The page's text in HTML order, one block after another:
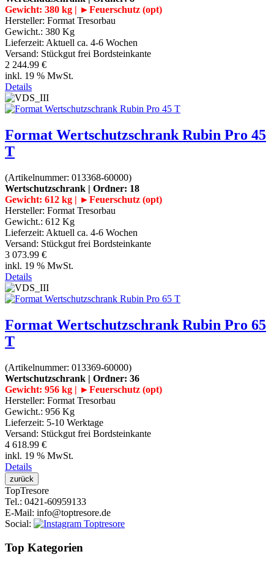
Gewicht: 380 kg | ►Feuerschutz (opt)
Hersteller: Format Tresorbau
Gewicht.: 380 Kg
Lieferzeit: Aktuell ca. 4-6 Wochen
Versand: Stückgut frei Bordsteinkante
2 244.99 €
inkl. 19 % MwSt.
Details
Format Wertschutzschrank Rubin Pro 45
T
(Artikelnummer: 013368-60000)
Wertschutzschrank | Ordner: 18
Gewicht: 612 kg | ►Feuerschutz (opt)
Hersteller: Format Tresorbau
Gewicht.: 612 Kg
Lieferzeit: Aktuell ca. 4-6 Wochen
Versand: Stückgut frei Bordsteinkante
3 073.99 €
inkl. 19 % MwSt.
Details
Format Wertschutzschrank Rubin Pro 65
T
(Artikelnummer: 013369-60000)
Wertschutzschrank | Ordner: 36
Gewicht: 956 kg | ►Feuerschutz (opt)
Hersteller: Format Tresorbau
Gewicht.: 956 Kg
Lieferzeit: 5-10 Werktage
Versand: Stückgut frei Bordsteinkante
4 618.99 €
inkl. 19 % MwSt.
Details
TopTresore
Tel.: 0421-60959133
E-Mail: info@toptresore.de
Social:
Top Kategorien